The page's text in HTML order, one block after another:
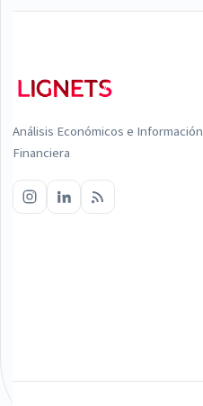
Análisis Económicos e Información
Financiera